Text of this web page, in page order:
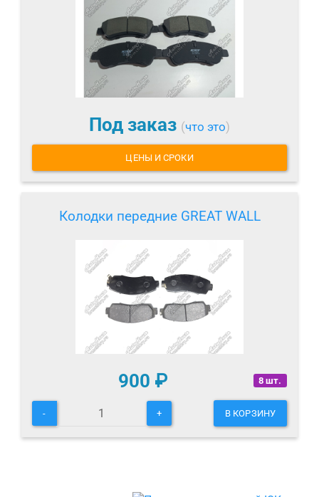
Под заказ (что это)
ЦЕНЫ И СРОКИ
Колодки передние GREAT WALL
8 шт.
900 ₽
- + В КОРЗИНУ